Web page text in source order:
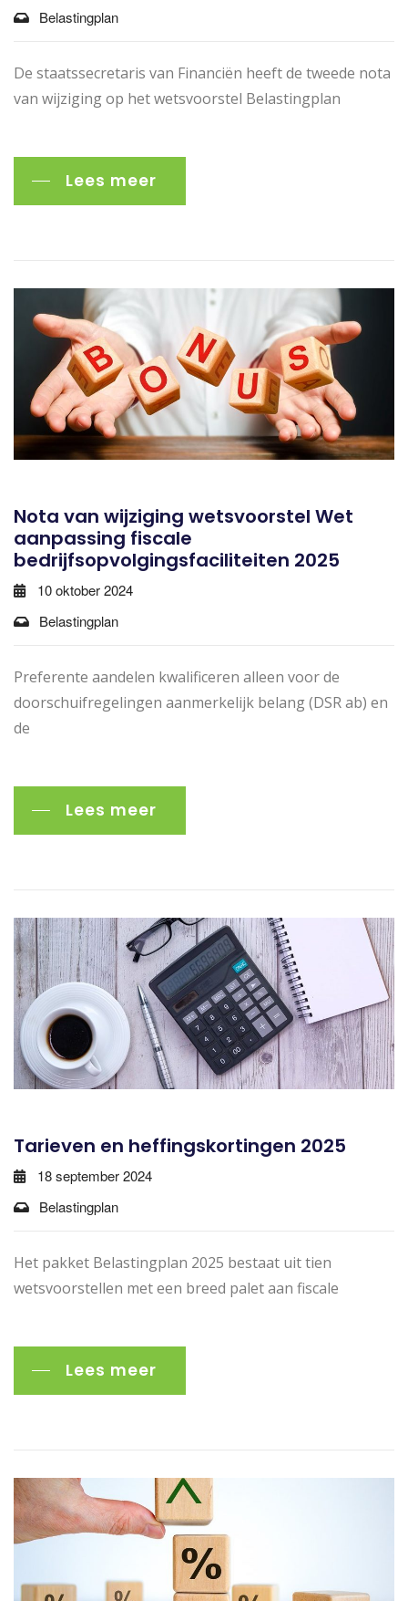
Belastingplan
De staatssecretaris van Financiën heeft de tweede nota
van wijziging op het wetsvoorstel Belastingplan
Lees meer
Nota van wijziging wetsvoorstel Wet
aanpassing fiscale
bedrijfsopvolgingsfaciliteiten 2025
10 oktober 2024
Belastingplan
Preferente aandelen kwalificeren alleen voor de
doorschuifregelingen aanmerkelijk belang (DSR ab) en
de
Lees meer
Tarieven en heffingskortingen 2025
18 september 2024
Belastingplan
Het pakket Belastingplan 2025 bestaat uit tien
wetsvoorstellen met een breed palet aan fiscale
Lees meer